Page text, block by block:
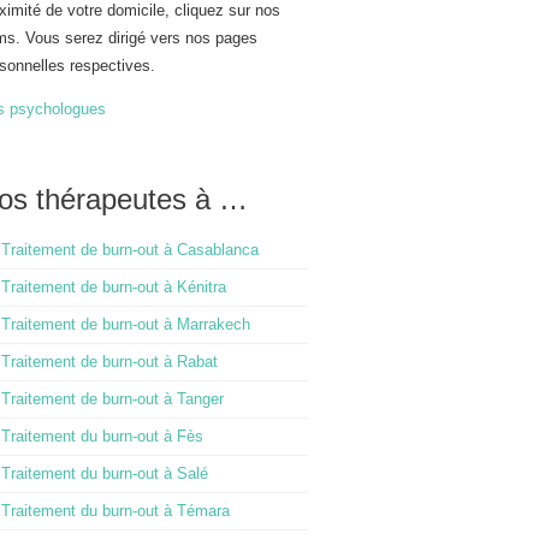
de votre domicile, cliquez sur nos
Vous serez dirigé vers nos pages
respectives.
psychologues
thérapeutes à …
Traitement de burn-out à Casablanca
Traitement de burn-out à Kénitra
Traitement de burn-out à Marrakech
Traitement de burn-out à Rabat
Traitement de burn-out à Tanger
Traitement du burn-out à Fès
Traitement du burn-out à Salé
Traitement du burn-out à Témara